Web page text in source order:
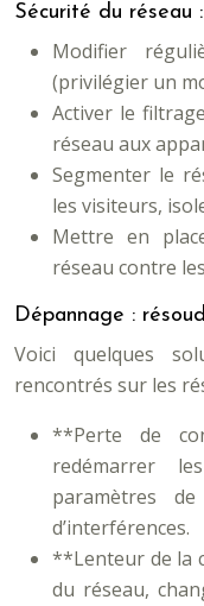
Sécurité du réseau
Modifier
(privilégier un
Activer le
réseau aux
Segmenter le
les visiteurs,
Mettre en
réseau contre
Dépannage :
Voici quelques
rencontrés sur les
**Perte de
redémarrer
paramètres
d’interférences.
**Lenteur de la
du réseau,